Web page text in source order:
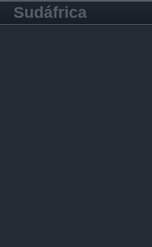
Sudáfrica